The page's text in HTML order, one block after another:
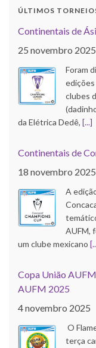
ÚLTIMOS
Continentais de
25 novembro 2025
Foram
clubes
da Elétrica Dedê, [...]
Continentais de
18 novembro 2025
A
AUFM,
um clube mexicano
Copa União
AUFM 2025
4 novembro 2025
O
terça